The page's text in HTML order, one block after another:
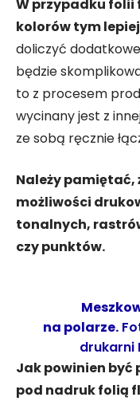
W przypadku folii
kolorów tym lepiej
doliczyć
będzie
to z procesem
wycinany jest z
ze sobą ręcznie
Należy pamiętać,
możliwości
tonalnych,
czy punktów.
na polarze.
drukarni
Jak powinien
pod nadruk folią